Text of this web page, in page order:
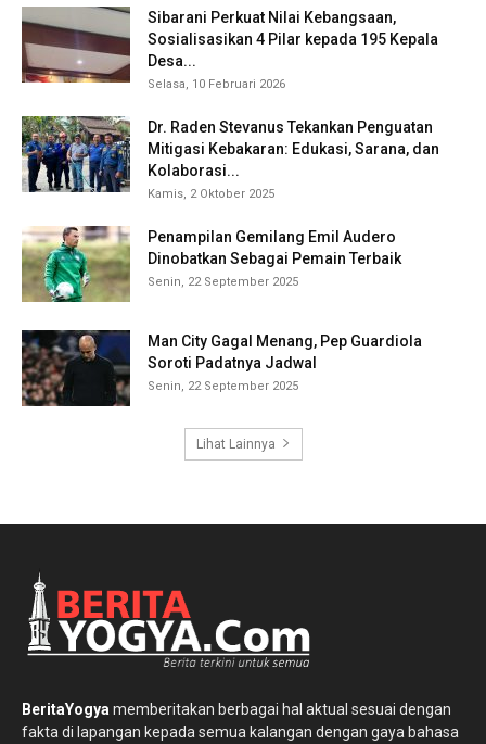
Sibarani Perkuat Nilai Kebangsaan,
Sosialisasikan 4 Pilar kepada 195 Kepala
Desa...
Selasa, 10 Februari 2026
Dr. Raden Stevanus Tekankan Penguatan
Mitigasi Kebakaran: Edukasi, Sarana, dan
Kolaborasi...
Kamis, 2 Oktober 2025
Penampilan Gemilang Emil Audero
Dinobatkan Sebagai Pemain Terbaik
Senin, 22 September 2025
Man City Gagal Menang, Pep Guardiola
Soroti Padatnya Jadwal
Senin, 22 September 2025
Lihat Lainnya
BeritaYogya memberitakan berbagai hal aktual sesuai dengan
fakta di lapangan kepada semua kalangan dengan gaya bahasa